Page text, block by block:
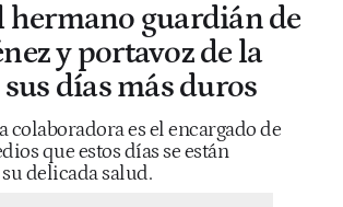
hermano guardián de
y portavoz de la
días más duros
colaboradora es el encargado de
que estos días se están
delicada salud.